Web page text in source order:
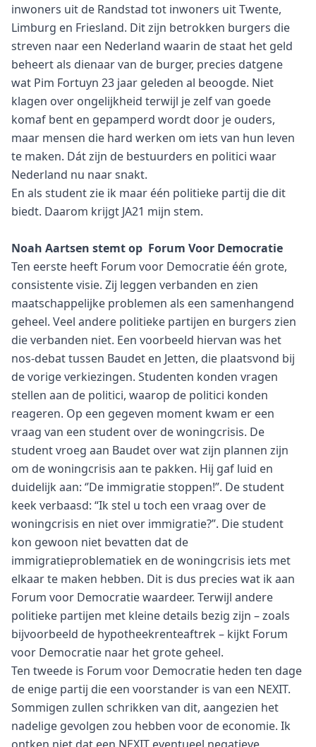
inwoners uit de Randstad tot inwoners uit Twente,
Limburg en Friesland. Dit zijn betrokken burgers die
streven naar een Nederland waarin de staat het geld
beheert als dienaar van de burger, precies datgene
wat Pim Fortuyn 23 jaar geleden al beoogde. Niet
klagen over ongelijkheid terwijl je zelf van goede
komaf bent en gepamperd wordt door je ouders,
maar mensen die hard werken om iets van hun leven
te maken. Dát zijn de bestuurders en politici waar
Nederland nu naar snakt.
En als student zie ik maar één politieke partij die dit
biedt. Daarom krijgt JA21 mijn stem.
Noah Aartsen stemt op Forum Voor Democratie
Ten eerste heeft Forum voor Democratie één grote,
consistente visie. Zij leggen verbanden en zien
maatschappelijke problemen als een samenhangend
geheel. Veel andere politieke partijen en burgers zien
die verbanden niet. Een voorbeeld hiervan was het
nos-debat tussen Baudet en Jetten, die plaatsvond bij
de vorige verkiezingen. Studenten konden vragen
stellen aan de politici, waarop de politici konden
reageren. Op een gegeven moment kwam er een
vraag van een student over de woningcrisis. De
student vroeg aan Baudet over wat zijn plannen zijn
om de woningcrisis aan te pakken. Hij gaf luid en
duidelijk aan: ‘’De immigratie stoppen!”. De student
keek verbaasd: “Ik stel u toch een vraag over de
woningcrisis en niet over immigratie?”. Die student
kon gewoon niet bevatten dat de
immigratieproblematiek en de woningcrisis iets met
elkaar te maken hebben. Dit is dus precies wat ik aan
Forum voor Democratie waardeer. Terwijl andere
politieke partijen met kleine details bezig zijn – zoals
bijvoorbeeld de hypotheekrenteaftrek – kijkt Forum
voor Democratie naar het grote geheel.
Ten tweede is Forum voor Democratie heden ten dage
de enige partij die een voorstander is van een NEXIT.
Sommigen zullen schrikken van dit, aangezien het
nadelige gevolgen zou hebben voor de economie. Ik